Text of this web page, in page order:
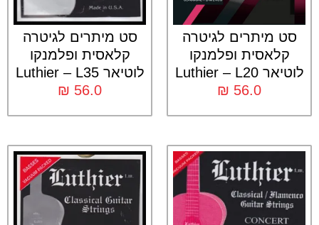
סט מיתרים לגיטרה
קלאסית ופלמנקו
לוטיאר Luthier – L20
₪ 56.0
סט מיתרים לגיטרה
קלאסית ופלמנקו
לוטיאר Luthier – L35
₪ 56.0